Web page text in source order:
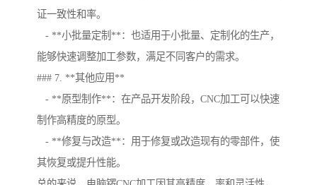
证一致性和率。
- **小批量定制**：也适用于小批量、定制化的生产，
能够快速调整加工参数，满足不同客户的需求。
### 7. **其他应用**
- **原型制作**：在产品开发阶段，CNC加工可以快速
制作高精度的原型。
- **修复与改造**：用于修复或改造现有的零部件，使
其恢复或提升性能。